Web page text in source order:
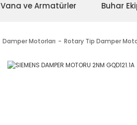
Vana ve Armatürler Buhar
Damper Motorları Rotary Tip Damper